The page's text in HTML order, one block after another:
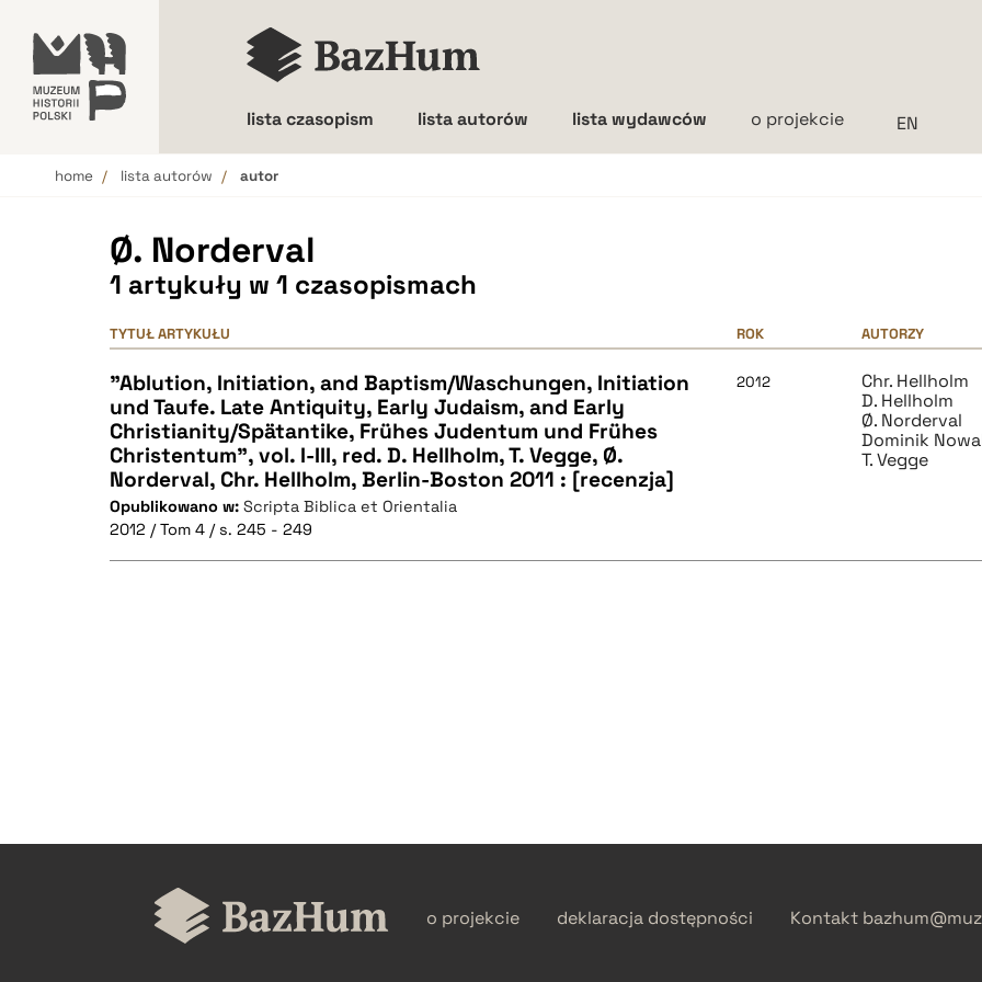
lista czasopism lista autorów lista wydawców o projekcie
home lista autorów autor
Ø. Norderval
1 artykuły w 1 czasopismach
TYTUŁ ARTYKUŁU ROK AUTORZY
"Ablution, Initiation, and Baptism/Waschungen, Initiation
und Taufe. Late Antiquity, Early Judaism, and Early
Christianity/Spätantike, Frühes Judentum und Frühes
Christentum", vol. I-III, red. D. Hellholm, T. Vegge, Ø.
Norderval, Chr. Hellholm, Berlin-Boston 2011 : [recenzja]
Opublikowano w: Scripta Biblica et Orientalia
2012 / Tom 4 / s. 245 - 249
2012
Chr. Hellholm
D. Hellholm
Ø. Norderval
Dominik
T. Vegge
o projekcie deklaracja dostępności Kontakt